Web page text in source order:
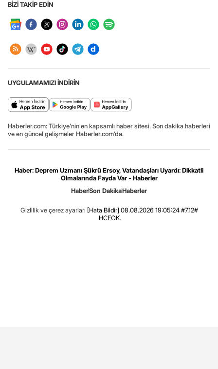
BİZİ TAKİP EDİN
UYGULAMAMIZI İNDİRİN
Haberler.com: Türkiye’nin en kapsamlı haber sitesi. Son dakika haberleri
ve en güncel gelişmeler Haberler.com’da.
Haber: Deprem Uzmanı Şükrü Ersoy, Vatandaşları Uyardı: Dikkatli
Olmalarında Fayda Var - Haberler
HaberSon DakikaHaberler
Gizlilik ve çerez ayarları [Hata Bildir] 08.08.2026 19:05:24 #7.12#
.HCFOK.